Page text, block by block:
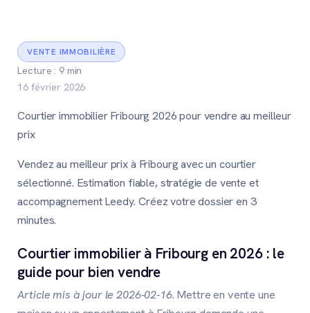
VENTE IMMOBILIÈRE
Lecture : 9 min
16 février 2026
Courtier immobilier Fribourg 2026 pour vendre au meilleur
prix
Vendez au meilleur prix à Fribourg avec un courtier
sélectionné. Estimation fiable, stratégie de vente et
accompagnement Leedy. Créez votre dossier en 3
minutes.
Courtier immobilier à Fribourg en 2026 : le
guide pour bien vendre
Article mis à jour le 2026-02-16. Mettre en vente une